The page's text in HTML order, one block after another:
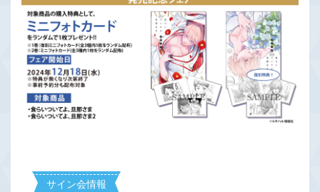
サイン会情報